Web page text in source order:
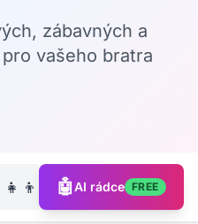
zábavných a
vašeho bratra
🐶
🤖AI rádce FREE